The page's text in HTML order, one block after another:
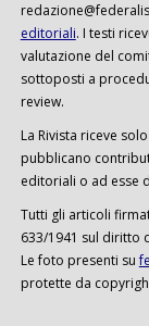
editoriali. I testi
valutazione del
sottoposti a
review.
La Rivista riceve
pubblicano
editoriali o ad esse
Tutti gli articoli
633/1941 sul diritto
Le foto presenti su
protette da